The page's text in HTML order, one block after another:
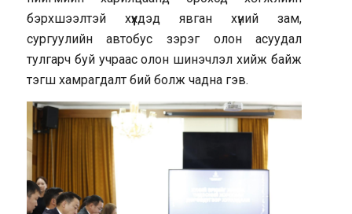
бэрхшээлтэй хүүхдэд явган хүний зам,
сургуулийн автобус зэрэг олон асуудал
тулгарч буй учраас олон шинэчлэл хийж байж
тэгш хамрагдалт бий болж чадна гэв.